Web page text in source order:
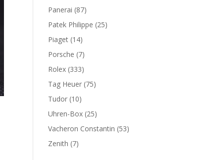
Panerai (87)
Patek Philippe (25)
Piaget (14)
Porsche (7)
Rolex (333)
Tag Heuer (75)
Tudor (10)
Uhren-Box (25)
Vacheron Constantin (53)
Zenith (7)